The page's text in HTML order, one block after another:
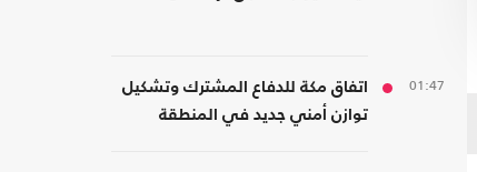
01:47
اتفاق مكة للدفاع المشترك وتشكيل
توازن أمني جديد في المنطقة